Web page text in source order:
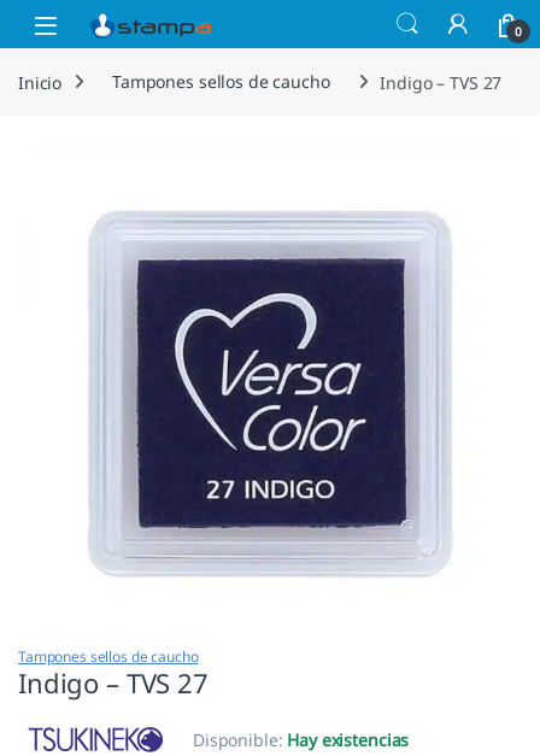
Saltar a la navegación
Saltar al contenido
Open 0
Inicio Tampones sellos de caucho Indigo – TVS 27
Tampones sellos de caucho
Indigo – TVS 27
Disponible: Hay existencias